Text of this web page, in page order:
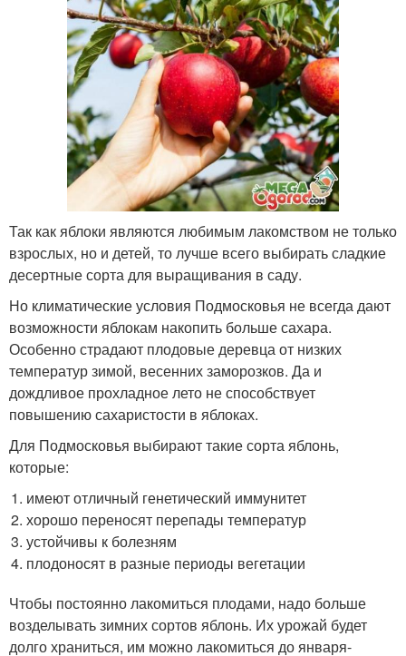
Так как яблоки являются любимым лакомством не только
взрослых, но и детей, то лучше всего выбирать сладкие
десертные сорта для выращивания в саду.
Но климатические условия Подмосковья не всегда дают
возможности яблокам накопить больше сахара.
Особенно страдают плодовые деревца от низких
температур зимой, весенних заморозков. Да и
дождливое прохладное лето не способствует
повышению сахаристости в яблоках.
Для Подмосковья выбирают такие сорта яблонь,
которые:
имеют отличный генетический иммунитет
хорошо переносят перепады температур
устойчивы к болезням
плодоносят в разные периоды вегетации
Чтобы постоянно лакомиться плодами, надо больше
возделывать зимних сортов яблонь. Их урожай будет
долго храниться, им можно лакомиться до января-